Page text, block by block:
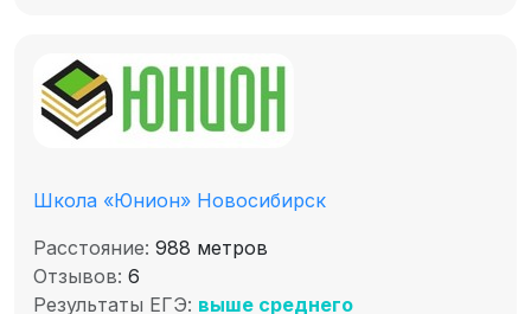
Школа «Юнион» Новосибирск
Расстояние: 988 метров
Отзывов: 6
Результаты ЕГЭ: выше среднего